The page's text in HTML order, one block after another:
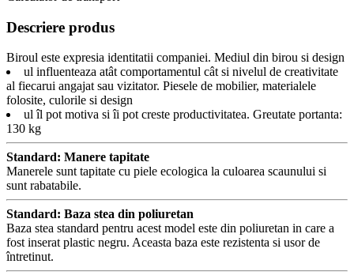
Descriere produs
Biroul este expresia identitatii companiei. Mediul din birou si design
ul influenteaza atât comportamentul cât si nivelul de creativitate
al fiecarui angajat sau vizitator. Piesele de mobilier, materialele
folosite, culorile si design
ul îl pot motiva si îi pot creste productivitatea. Greutate portanta:
130 kg
Standard: Manere tapitate
Manerele sunt tapitate cu piele ecologica la culoarea scaunului si
sunt rabatabile.
Standard: Baza stea din poliuretan
Baza stea standard pentru acest model este din poliuretan in care a
fost inserat plastic negru. Aceasta baza este rezistenta si usor de
întretinut.